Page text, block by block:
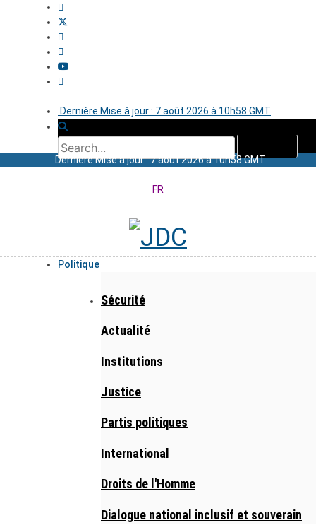
Dernière Mise à jour : 7 août 2026 à 10h58 GMT
Dernière Mise à jour : 7 août 2026 à 10h58 GMT
FR
Politique
Sécurité
Actualité
Institutions
Justice
Partis politiques
International
Droits de l'Homme
Dialogue national inclusif et souverain